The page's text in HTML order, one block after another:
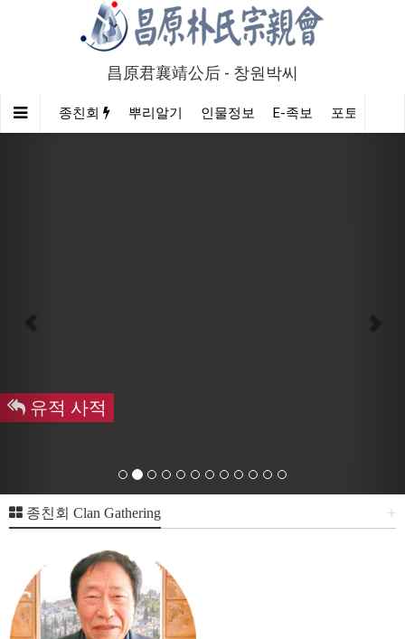
昌原君襄靖公后 - 창원박씨
종친회 뿌리알기 인물정보 E-족보 포토/영상
유적 사적
+
종친회 Clan Gathering